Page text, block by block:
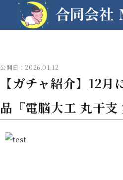
公開日：2026.01.12
【ガチャ紹介】12
品『電脳大工 丸干支